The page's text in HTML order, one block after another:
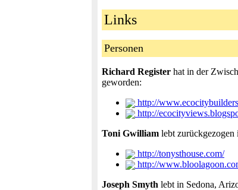
Links
Personen
Richard Register hat in der
geworden:
http://
http://
Toni Gwilliam lebt
http://tonysthouse.com/
http://
Joseph Smyth lebt in Sedona,